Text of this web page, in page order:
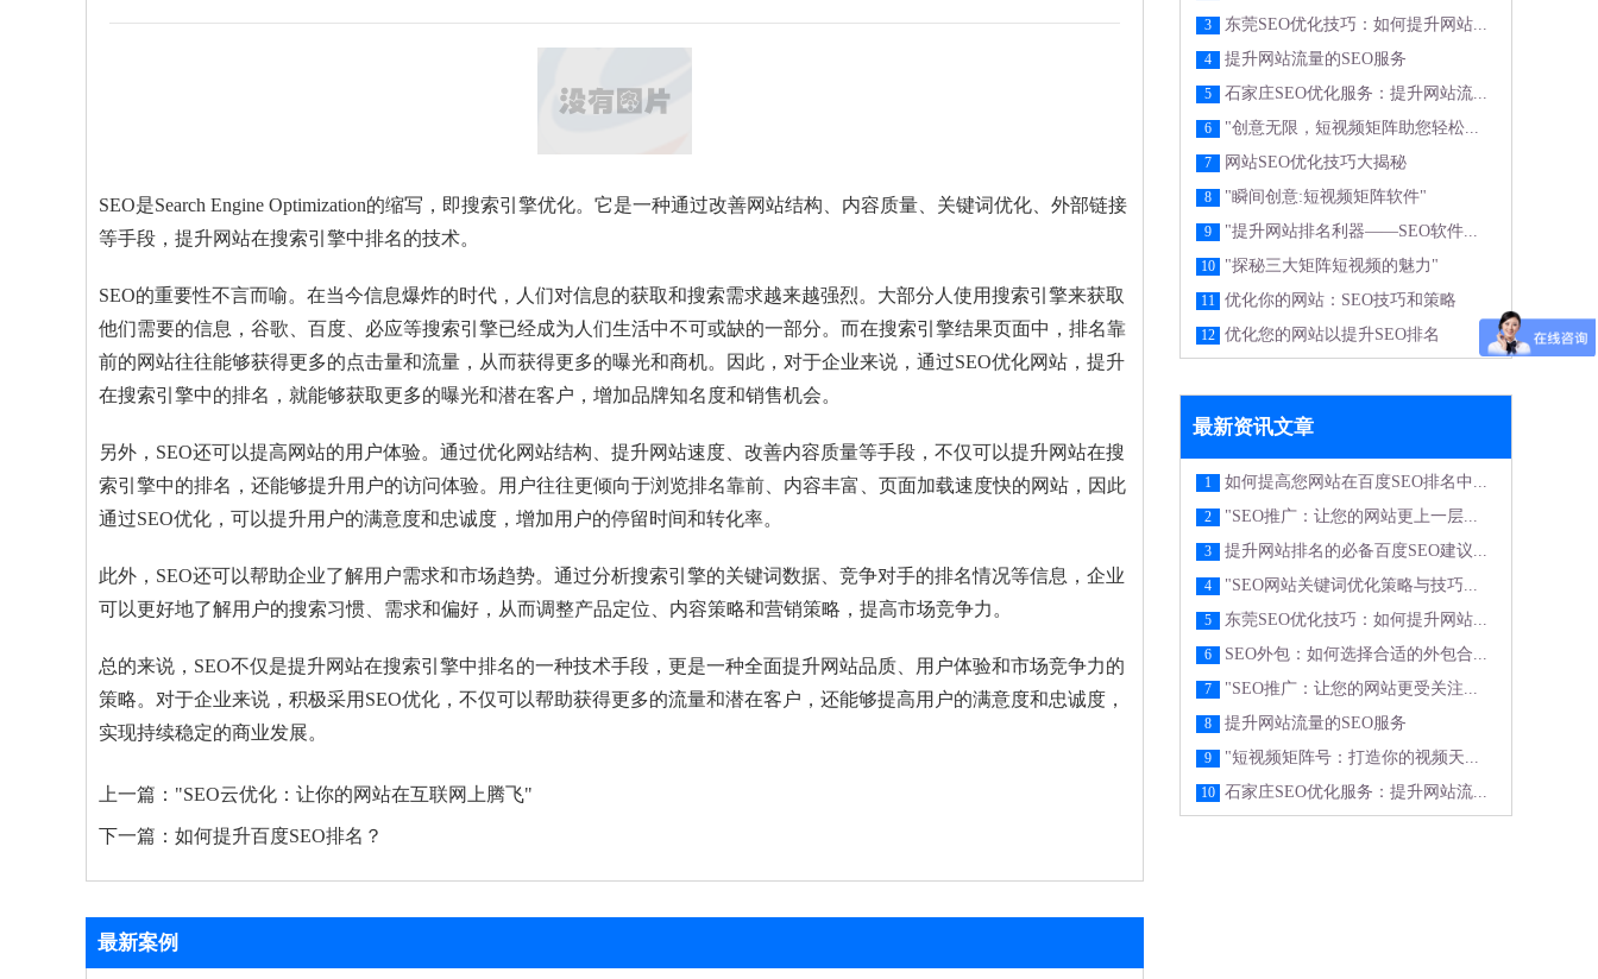
SEO是Search Engine Optimization的缩写，即搜索引擎优化。它是一种通过改善网站结构、内容质量、关键词优化、外部链接
等手段，提升网站在搜索引擎中排名的技术。
SEO的重要性不言而喻。在当今信息爆炸的时代，人们对信息的获取和搜索需求越来越强烈。大部分人使用搜索引擎来获取
他们需要的信息，谷歌、百度、必应等搜索引擎已经成为人们生活中不可或缺的一部分。而在搜索引擎结果页面中，排名靠
前的网站往往能够获得更多的点击量和流量，从而获得更多的曝光和商机。因此，对于企业来说，通过SEO优化网站，提升
在搜索引擎中的排名，就能够获取更多的曝光和潜在客户，增加品牌知名度和销售机会。
另外，SEO还可以提高网站的用户体验。通过优化网站结构、提升网站速度、改善内容质量等手段，不仅可以提升网站在搜
索引擎中的排名，还能够提升用户的访问体验。用户往往更倾向于浏览排名靠前、内容丰富、页面加载速度快的网站，因此
通过SEO优化，可以提升用户的满意度和忠诚度，增加用户的停留时间和转化率。
此外，SEO还可以帮助企业了解用户需求和市场趋势。通过分析搜索引擎的关键词数据、竞争对手的排名情况等信息，企业
可以更好地了解用户的搜索习惯、需求和偏好，从而调整产品定位、内容策略和营销策略，提高市场竞争力。
总的来说，SEO不仅是提升网站在搜索引擎中排名的一种技术手段，更是一种全面提升网站品质、用户体验和市场竞争力的
策略。对于企业来说，积极采用SEO优化，不仅可以帮助获得更多的流量和潜在客户，还能够提高用户的满意度和忠诚度，
实现持续稳定的商业发展。
上一篇： "SEO云优化：让你的网站在互联网上腾飞"
下一篇： 如何提升百度SEO排名？
最新案例
3 东莞SEO优化技巧：如何提升网站...
4 提升网站流量的SEO服务
5 石家庄SEO优化服务：提升网站流...
6 "创意无限，短视频矩阵助您轻松...
7 网站SEO优化技巧大揭秘
8 "瞬间创意:短视频矩阵软件"
9 "提升网站排名利器——SEO软件...
10 "探秘三大矩阵短视频的魅力"
11 优化你的网站：SEO技巧和策略
12 优化您的网站以提升SEO排名
最新资讯文章
1 如何提高您网站在百度SEO排名中...
2 "SEO推广：让您的网站更上一层...
3 提升网站排名的必备百度SEO建议...
4 "SEO网站关键词优化策略与技巧...
5 东莞SEO优化技巧：如何提升网站...
6 SEO外包：如何选择合适的外包合...
7 "SEO推广：让您的网站更受关注...
8 提升网站流量的SEO服务
9 "短视频矩阵号：打造你的视频天...
10 石家庄SEO优化服务：提升网站流...